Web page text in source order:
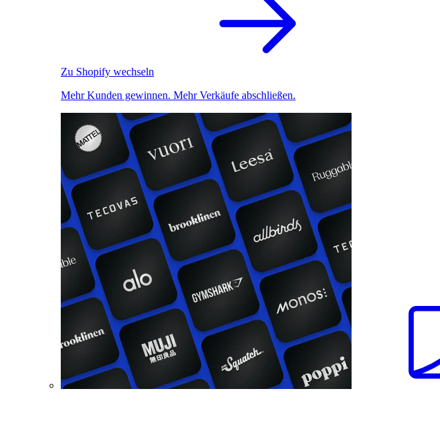
Zu Shopify wechseln
Mehr Kunden gewinnen. Mehr Verkäufe abschließen.